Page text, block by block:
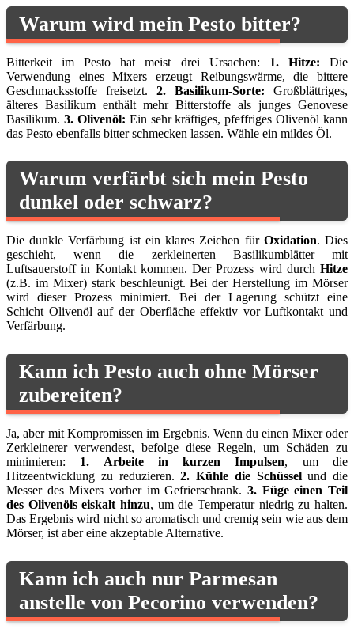
Warum wird mein Pesto bitter?
Bitterkeit im Pesto hat meist drei Ursachen: 1. Hitze: Die
Verwendung eines Mixers erzeugt Reibungswärme, die bittere
Geschmacksstoffe freisetzt. 2. Basilikum-Sorte: Großblättriges,
älteres Basilikum enthält mehr Bitterstoffe als junges Genovese
Basilikum. 3. Olivenöl: Ein sehr kräftiges, pfeffriges Olivenöl kann
das Pesto ebenfalls bitter schmecken lassen. Wähle ein mildes Öl.
Warum verfärbt sich mein Pesto
dunkel oder schwarz?
Die dunkle Verfärbung ist ein klares Zeichen für Oxidation. Dies
geschieht, wenn die zerkleinerten Basilikumblätter mit
Luftsauerstoff in Kontakt kommen. Der Prozess wird durch Hitze
(z.B. im Mixer) stark beschleunigt. Bei der Herstellung im Mörser
wird dieser Prozess minimiert. Bei der Lagerung schützt eine
Schicht Olivenöl auf der Oberfläche effektiv vor Luftkontakt und
Verfärbung.
Kann ich Pesto auch ohne Mörser
zubereiten?
Ja, aber mit Kompromissen im Ergebnis. Wenn du einen Mixer oder
Zerkleinerer verwendest, befolge diese Regeln, um Schäden zu
minimieren: 1. Arbeite in kurzen Impulsen, um die
Hitzeentwicklung zu reduzieren.2. Kühle die Schüsselund die
Messer des Mixers vorher im Gefrierschrank. 3. Füge einen Teil
des Olivenöls eiskalt hinzu, um die Temperatur niedrig zu halten.
Das Ergebnis wird nicht so aromatisch und cremig sein wie aus dem
Mörser, ist aber eine akzeptable Alternative.
Kann ich auch nur Parmesan
anstelle von Pecorino verwenden?